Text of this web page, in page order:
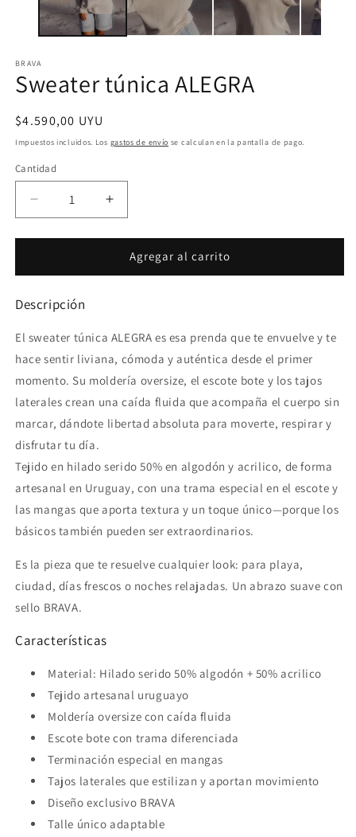
ventana
modal
BRAVA
Sweater túnica ALEGRA
Precio
habitual
$4.590,00 UYU
Impuestos incluidos. Los gastos de envío se calculan en la pantalla de pago.
Cantidad
Cantidad
Reducir
cantidad
para
túnica
Aumentar
cantidad
para
Sweater
túnica
Agregar al carrito
Descripción
El sweater túnica ALEGRA es esa prenda que te envuelve y te
hace sentir liviana, cómoda y auténtica desde el primer
momento. Su moldería oversize, el escote bote y los tajos
laterales crean una caída fluida que acompaña el cuerpo sin
marcar, dándote libertad absoluta para moverte, respirar y
disfrutar tu día.
Tejido en hilado serido 50% en algodón y acrilico, de forma
artesanal en Uruguay, con una trama especial en el escote y
las mangas que aporta textura y un toque único—porque los
básicos también pueden ser extraordinarios.
Es la pieza que te resuelve cualquier look: para playa,
ciudad, días frescos o noches relajadas. Un abrazo suave con
sello BRAVA.
Características
Material: Hilado serido 50% algodón + 50% acrilico
Tejido artesanal uruguayo
Moldería oversize con caída fluida
Escote bote con trama diferenciada
Terminación especial en mangas
Tajos laterales que estilizan y aportan movimiento
Diseño exclusivo BRAVA
Talle único adaptable